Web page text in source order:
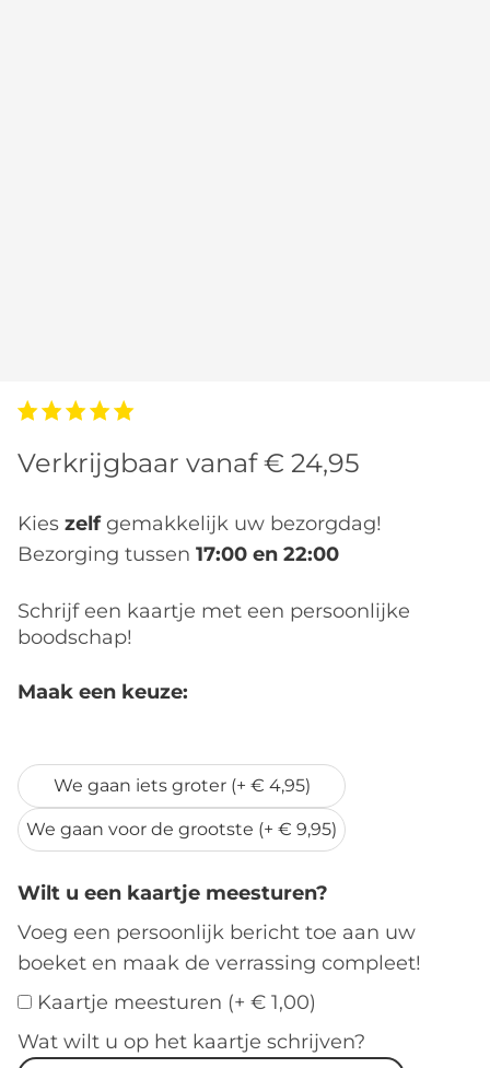
Verkrijgbaar vanaf € 24,95
Kies zelfgemakkelijk uw bezorgdag!
Bezorging tussen 17:00 en 22:00
Schrijf een kaartje met een persoonlijke
boodschap!
Maak een keuze:
We gaan iets groter (+ € 4,95)
We gaan voor de grootste (+ € 9,95)
Wilt u een kaartje meesturen?
Voeg een persoonlijk bericht toe aan uw
boeket en maak de verrassing compleet!
Kaartje meesturen (+ € 1,00)
Wat wilt u op het kaartje schrijven?